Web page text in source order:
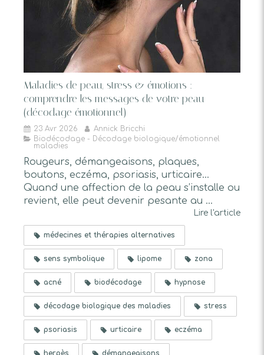
Maladies de peau, stress & émotions :
comprendre les messages de votre peau
(décodage émotionnel)
23 Avr 2026
Annick Bricchi
Biodécodage - Décodage biologique/émotionnel
maladies
Rougeurs, démangeaisons, plaques,
boutons, eczéma, psoriasis, urticaire…
Quand une affection de la peau s’installe ou
revient, elle peut devenir pesante au ...
Lire l'article
médecines et thérapies alternatives
sens symbolique lipome zona
acné biodécodage hypnose
décodage biologique des maladies stress
psoriasis urticaire eczéma